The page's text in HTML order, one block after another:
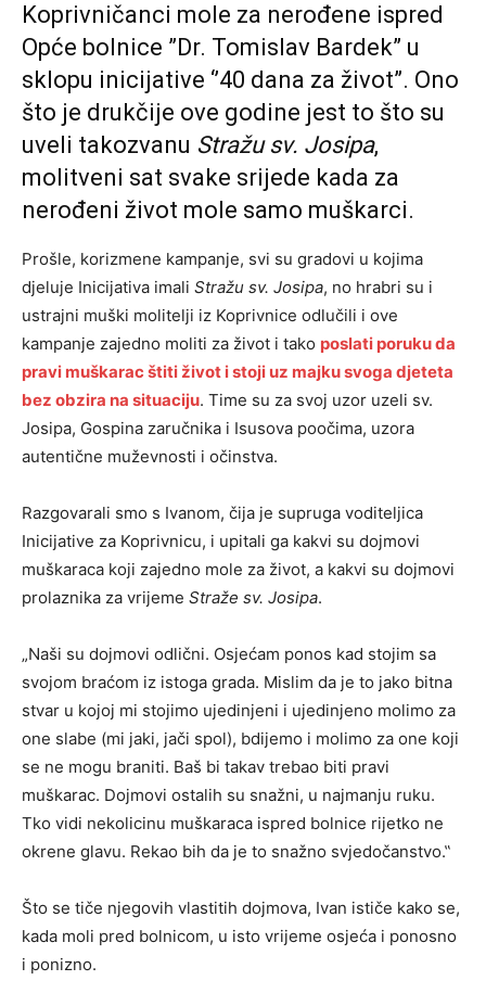
Koprivničanci mole za nerođene ispred
Opće bolnice ”Dr. Tomislav Bardek” u
sklopu inicijative ‘’40 dana za život”. Ono
što je drukčije ove godine jest to što su
uveli takozvanu Stražu sv. Josipa,
molitveni sat svake srijede kada za
nerođeni život mole samo muškarci.
Prošle, korizmene kampanje, svi su gradovi u kojima
djeluje Inicijativa imali Stražu sv. Josipa, no hrabri su i
ustrajni muški molitelji iz Koprivnice odlučili i ove
kampanje zajedno moliti za život i tako poslati poruku da
pravi muškarac štiti život i stoji uz majku svoga djeteta
bez obzira na situaciju. Time su za svoj uzor uzeli sv.
Josipa, Gospina zaručnika i Isusova poočima, uzora
autentične muževnosti i očinstva.
Razgovarali smo s Ivanom, čija je supruga voditeljica
Inicijative za Koprivnicu, i upitali ga kakvi su dojmovi
muškaraca koji zajedno mole za život, a kakvi su dojmovi
prolaznika za vrijeme Straže sv. Josipa.
„Naši su dojmovi odlični. Osjećam ponos kad stojim sa
svojom braćom iz istoga grada. Mislim da je to jako bitna
stvar u kojoj mi stojimo ujedinjeni i ujedinjeno molimo za
one slabe (mi jaki, jači spol), bdijemo i molimo za one koji
se ne mogu braniti. Baš bi takav trebao biti pravi
muškarac. Dojmovi ostalih su snažni, u najmanju ruku.
Tko vidi nekolicinu muškaraca ispred bolnice rijetko ne
okrene glavu. Rekao bih da je to snažno svjedočanstvo.‟
Što se tiče njegovih vlastitih dojmova, Ivan ističe kako se,
kada moli pred bolnicom, u isto vrijeme osjeća i ponosno
i ponizno.